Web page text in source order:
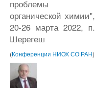
проблемы
органической химии",
20-26 марта 2022, п.
Шерегеш
(Конференции НИОХ СО РАН)